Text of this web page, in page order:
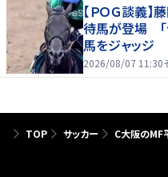
【ＰＯＧ談義
待馬が登場 「
馬をジャッジ
2026/08/07 11:30
TOP サッカー C大阪のMF